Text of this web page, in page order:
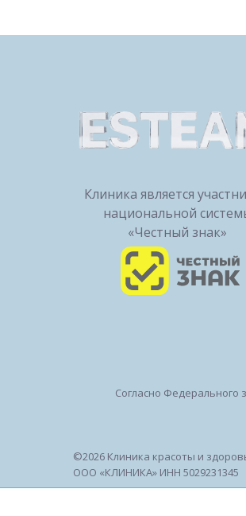
Клиника является
национальной
«Честный знак»
Согласно Федерального
©2026 Клиника красоты и
ООО «КЛИНИКА» ИНН 5029231345